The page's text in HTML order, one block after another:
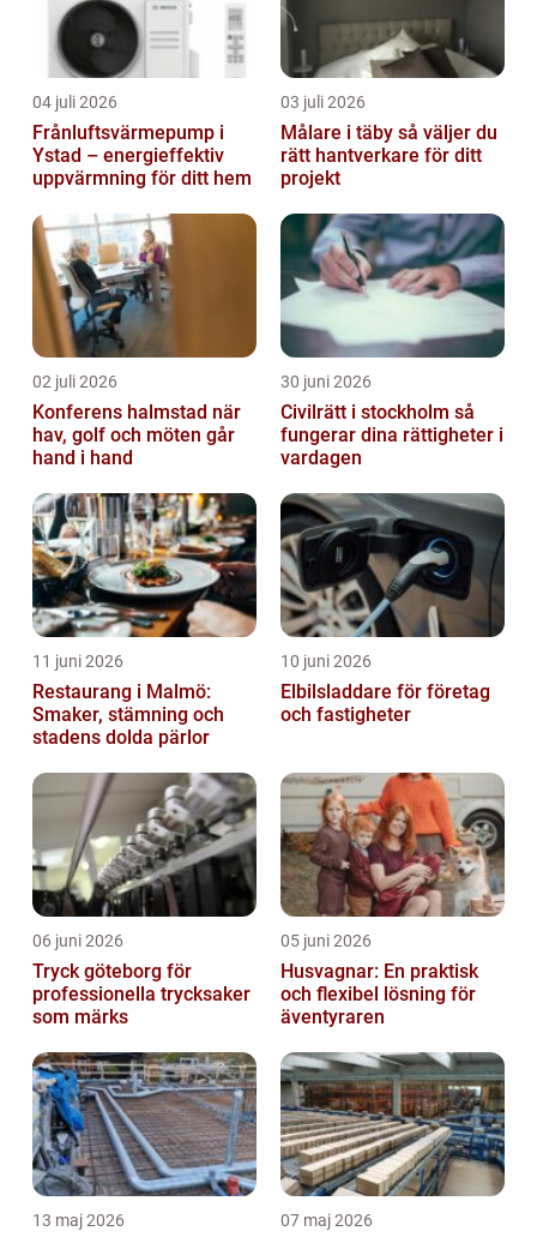
04 juli 2026
Frånluftsvärmepump i
Ystad – energieffektiv
uppvärmning för ditt hem
03 juli 2026
Målare i täby så väljer du
rätt hantverkare för ditt
projekt
02 juli 2026
Konferens halmstad när
hav, golf och möten går
hand i hand
30 juni 2026
Civilrätt i stockholm så
fungerar dina rättigheter i
vardagen
11 juni 2026
Restaurang i Malmö:
Smaker, stämning och
stadens dolda pärlor
10 juni 2026
Elbilsladdare för företag
och fastigheter
06 juni 2026
Tryck göteborg för
professionella trycksaker
som märks
05 juni 2026
Husvagnar: En praktisk
och flexibel lösning för
äventyraren
13 maj 2026 07 maj 2026